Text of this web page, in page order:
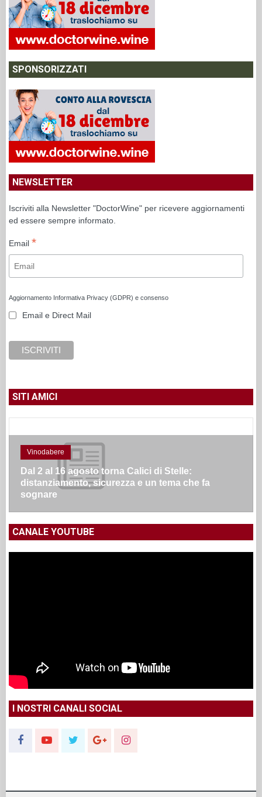
SPONSORIZZATI
NEWSLETTER
Iscriviti alla Newsletter "DoctorWine" per ricevere aggiornamenti
ed essere sempre informato.
Email *
Aggiornamento Informativa Privacy (GDPR) e consenso
Email e Direct Mail
SITI AMICI
Vinodabere
Dal 2 al 16 agosto torna Calici di Stelle:
distanziamento, sicurezza e un tema che fa
sognare
CANALE YOUTUBE
I NOSTRI CANALI SOCIAL